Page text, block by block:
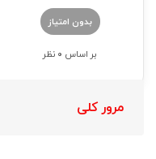
بدون امتیاز
بر اساس 0 نظر
مرور کلی